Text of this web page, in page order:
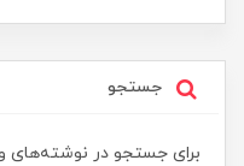
جستجو
برای جستجو در نوشته‌های